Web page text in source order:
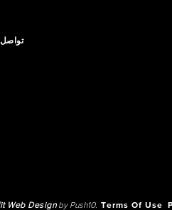
تواصل
Web Designby Push10. Terms Of Use